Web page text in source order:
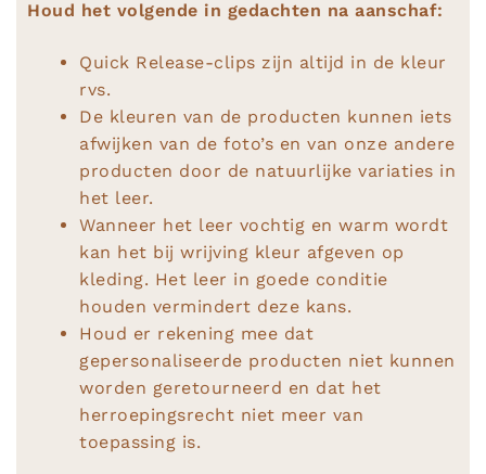
Houd het volgende in gedachten na aanschaf:
Quick Release-clips zijn altijd in de kleur
rvs.
De kleuren van de producten kunnen iets
afwijken van de foto’s en van onze andere
producten door de natuurlijke variaties in
het leer.
Wanneer het leer vochtig en warm wordt
kan het bij wrijving kleur afgeven op
kleding. Het leer in goede conditie
houden vermindert deze kans.
Houd er rekening mee dat
gepersonaliseerde producten niet kunnen
worden geretourneerd en dat het
herroepingsrecht niet meer van
toepassing is.